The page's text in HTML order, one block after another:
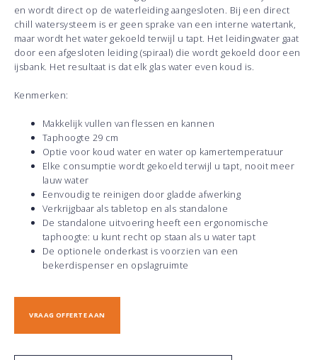
en wordt direct op de waterleiding aangesloten. Bij een direct
chill watersysteem is er geen sprake van een interne watertank,
maar wordt het water gekoeld terwijl u tapt. Het leidingwater gaat
door een afgesloten leiding (spiraal) die wordt gekoeld door een
ijsbank. Het resultaat is dat elk glas water even koud is.
Kenmerken:
Makkelijk vullen van flessen en kannen
Taphoogte 29 cm
Optie voor koud water en water op kamertemperatuur
Elke consumptie wordt gekoeld terwijl u tapt, nooit meer
lauw water
Eenvoudig te reinigen door gladde afwerking
Verkrijgbaar als tabletop en als standalone
De standalone uitvoering heeft een ergonomische
taphoogte: u kunt recht op staan als u water tapt
De optionele onderkast is voorzien van een
bekerdispenser en opslagruimte
VRAAG OFFERTE AAN